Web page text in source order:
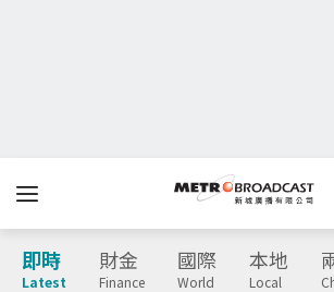
即時
Latest
財金
Finance
國際
World
本地
Local